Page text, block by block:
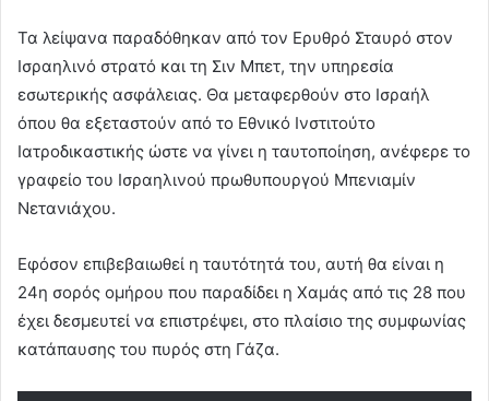
Τα λείψανα παραδόθηκαν από τον Ερυθρό Σταυρό στον
Ισραηλινό στρατό και τη Σιν Μπετ, την υπηρεσία
εσωτερικής ασφάλειας. Θα μεταφερθούν στο Ισραήλ
όπου θα εξεταστούν από το Εθνικό Ινστιτούτο
Ιατροδικαστικής ώστε να γίνει η ταυτοποίηση, ανέφερε το
γραφείο του Ισραηλινού πρωθυπουργού Μπενιαμίν
Νετανιάχου.
Εφόσον επιβεβαιωθεί η ταυτότητά του, αυτή θα είναι η
24η σορός ομήρου που παραδίδει η Χαμάς από τις 28 που
έχει δεσμευτεί να επιστρέψει, στο πλαίσιο της συμφωνίας
κατάπαυσης του πυρός στη Γάζα.